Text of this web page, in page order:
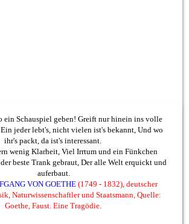
ein Schauspiel geben! Greift nur hinein ins volle
jeder lebt's, nicht vielen ist's bekannt, Und wo
ihr's packt, da ist's interessant.
wenig Klarheit, Viel Irrtum und ein Fünkchen
beste Trank gebraut, Der alle Welt erquickt und
auferbaut.
VON GOETHE (1749 - 1832), deutscher
Naturwissenschaftler und Staatsmann, Quelle:
Goethe, Faust. Eine Tragödie.